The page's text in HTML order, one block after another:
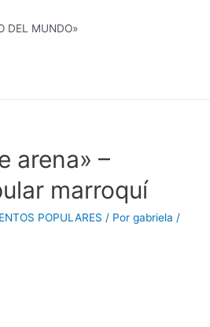
DEL MUNDO»
arena» –
marroquí
POPULARES / Por gabriela /